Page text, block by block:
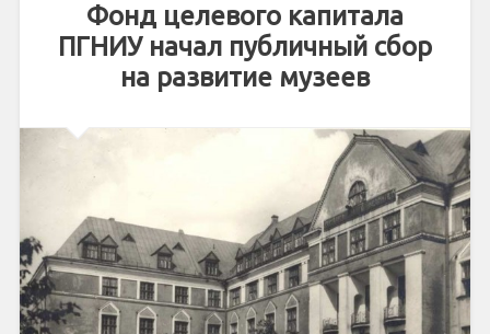
Фонд целевого капитала
ПГНИУ начал публичный сбор
на развитие музеев